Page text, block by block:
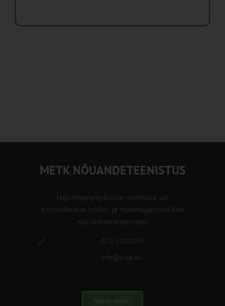
METK NÕUANDETEENISTUS
Nõuandeteenistuse nimetuse alt
korraldatalse põllu- ja maamajanduslikke
nõustamisteenuseid.
+372 5201078
info@pikk.ee
Kirjuta meile!